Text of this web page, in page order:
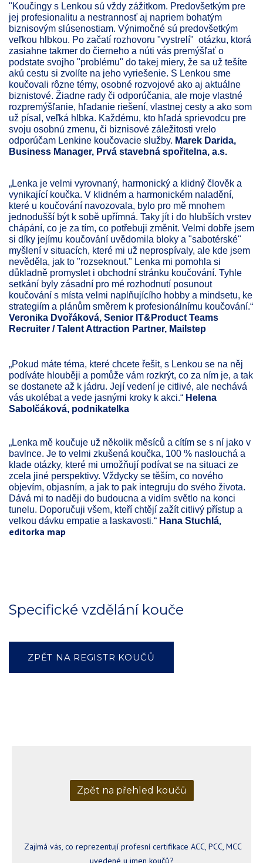
"Koučingy s Lenkou sú vždy zážitkom. Predovšetkým pre
jej profesionalitu a nestrannosť aj napriem bohatým
biznisovým slúsenostiam. Výnimočné sú predovšetkým
veľkou hlbkou. Po začatí rozhovoru "vystrelí" otázku, ktorá
zasiahne takmer do čierneho a núti vás premýšľať o
podstate svojho "problému" do takej miery, že sa už tešíte
akú cestu si zvolíte na jeho vyriešenie. S Lenkou sme
koučovali rôzne témy, osobné rozvojové ako aj aktuálne
biznistové. Žiadne rady či odporúčania, ale moje vlastné
rozpremýšľanie, hľadanie riešení, vlastnej cesty a ako som
už písal, veľká hlbka. Každému, kto hľadá sprievodcu pre
svoju osobnú zmenu, či biznisové záležitosti vrelo
odporúčam Lenkine koučovacie služby. Marek Darida,
Business Manager, Prvá stavebná spořitelna, a.s.
„Lenka je velmi vyrovnaný, harmonický a klidný člověk a
vynikající koučka. V klidném a harmonickém naladění,
které u koučování navozovala, bylo pro mě mnohem
jednodušší být k sobě upřímná. Taky jít i do hlubších vrstev
chápání, co je za tím, co potřebuji změnit. Velmi dobře jsem
si díky jejímu koučování uvědomila bloky a "sabotérské"
myšlení v situacích, které mi už neprospívaly, ale kde jsem
nevěděla, jak to "rozseknout." Lenka mi pomohla si
důkladně promyslet i obchodní stránku koučování. Tyhle
setkání byly zásadní pro mé rozhodnutí posunout
koučování s místa velmi naplňujícího hobby a mindsetu, ke
strategiím a plánům směrem k profesionálnímu koučování.“
Veronika Dvořáková, Senior IT&Product Teams
Recruiter / Talent Attraction Partner, Mailstep
„Pokud máte téma, které chcete řešit, s Lenkou se na něj
podíváte hlouběji a pomůže vám rozkrýt, co za ním je, a tak
se dostanete až k jádru. Její vedení je citlivé, ale nechává
vás ukolébat a vede jasnými kroky k akci.“ Helena
Sabolčáková, podnikatelka
„Lenka mě koučuje už několik měsíců a cítím se s ní jako v
bavlnce. Je to velmi zkušená koučka, 100 % naslouchá a
klade otázky, které mi umožňují podívat se na situaci ze
zcela jiné perspektivy. Vždycky se těším, co nového
objevím, objasním, a jak to pak integruju do svého života.
Dává mi to naději do budoucna a vidím světlo na konci
tunelu. Doporučuji všem, kteří chtějí zažít citlivý přístup a
velkou dávku empatie a laskavosti.“ Hana Stuchlá,
editorka map
Specifické vzdělání kouče
ZPĚT NA REGISTR KOUČŮ
Zpět na přehled koučů
Zajímá vás, co reprezentují profesní certifikace ACC, PCC, MCC
uvedené u jmen koučů?